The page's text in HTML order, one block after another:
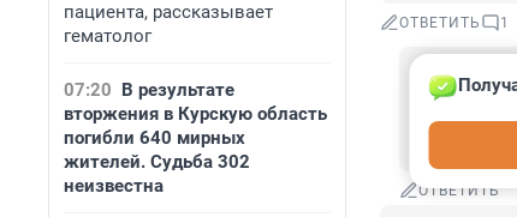
пациента, рассказывает
гематолог
07:20 В результате
вторжения в Курскую область
погибли 640 мирных
жителей. Судьба 302
неизвестна
ОТВЕТИТЬ 1
29 мая,
И если бы
ОТВЕТИТЬ